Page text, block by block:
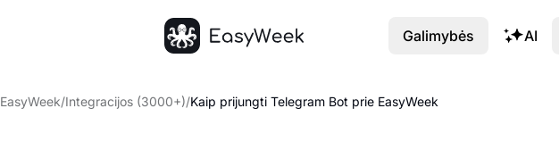
EasyWeek/Integracijos (3000+)/Kaip prijungti Telegram Bot prie EasyWeek
Galimybės AI